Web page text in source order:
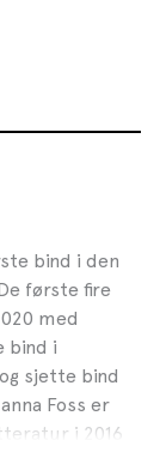
bind i den
første fire
med
bind i
sjette bind
Foss er
i 2016